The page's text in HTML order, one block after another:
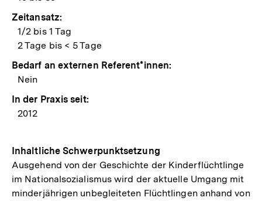
Zeitansatz:
1/2 bis 1 Tag
2 Tage bis < 5 Tage
Bedarf an externen Referent*innen:
Nein
In der Praxis seit:
2012
Inhaltliche Schwerpunktsetzung
Ausgehend von der Geschichte der Kinderflüchtlinge
im Nationalsozialismus wird der aktuelle Umgang mit
minderjährigen unbegleiteten Flüchtlingen anhand von